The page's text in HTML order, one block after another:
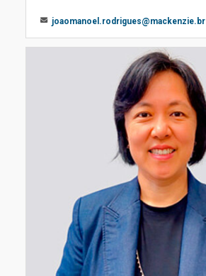
joaomanoel.rodrigues@mackenzie.br